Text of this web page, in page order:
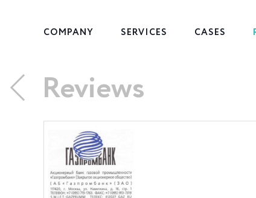
COMPANY SERVICES CASES
Reviews